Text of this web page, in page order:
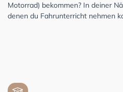
Motorrad) bekommen? In deiner
denen du Fahrunterricht nehmen